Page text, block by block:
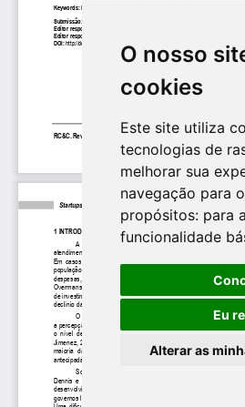
O nosso
cookies
Este site utiliza
tecnologias de
melhorar sua
navegação para
propósitos: para
funcionalidade
Eu
Alterar as